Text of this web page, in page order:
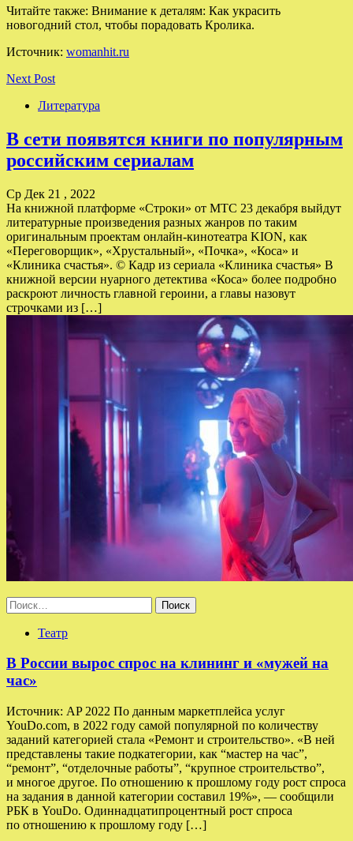
Читайте также: Внимание к деталям: Как украсить
новогодний стол, чтобы порадовать Кролика.
Источник: womanhit.ru
Next Post
Литература
В сети появятся книги по популярным
российским сериалам
Ср Дек 21 , 2022
На книжной платформе «Строки» от МТС 23 декабря выйдут
литературные произведения разных жанров по таким
оригинальным проектам онлайн-кинотеатра KION, как
«Переговорщик», «Хрустальный», «Почка», «Коса» и
«Клиника счастья». © Кадр из сериала «Клиника счастья» В
книжной версии нуарного детектива «Коса» более подробно
раскроют личность главной героини, а главы назовут
строчками из […]
Найти:
Театр
В России вырос спрос на клининг и «мужей на
час»
Источник: AP 2022 По данным маркетплейса услуг
YouDo.com, в 2022 году самой популярной по количеству
заданий категорией стала «Ремонт и строительство». «В ней
представлены такие подкатегории, как “мастер на час”,
“ремонт”, “отделочные работы”, “крупное строительство”,
и многое другое. По отношению к прошлому году рост спроса
на задания в данной категории составил 19%», — сообщили
РБК в YouDo. Одиннадцатипроцентный рост спроса
по отношению к прошлому году […]